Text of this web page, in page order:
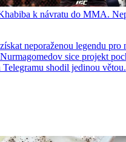
k návratu do MMA.
neporaženou legendu
sice projekt
Telegramu shodil jedinou větou.